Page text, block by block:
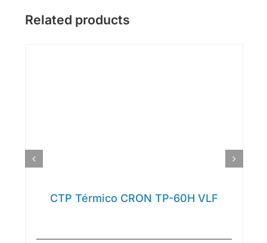
Related products
CTP Térmico CRON TP-60H VLF